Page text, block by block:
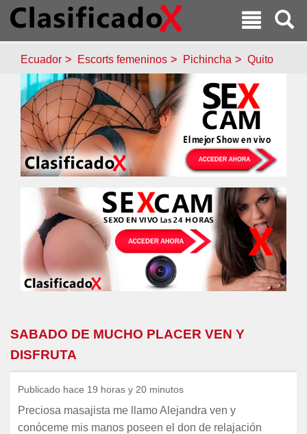
Ecuador Escorts femeninos Pichincha Quito
SABADO DE MUCHO PLACER VEN Y
DISFRUTA
Publicado hace 19 horas y 20 minutos
Preciosa masajista me llamo Alejandra ven y
conóceme mis manos poseen el don de relajación